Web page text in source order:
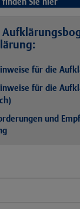
für die
für die
und